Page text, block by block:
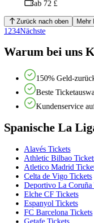
ab 72 £
Zurück nach oben Mehr
1 234Nächste
Warum bei uns
150% Geld-
Beste
Kundenservice
Spanische La
Alavés Tickets
Athletic Bilbao
Atletico Madrid
Celta de Vigo Tickets
Deportivo La Coruña
Elche CF Tickets
Espanyol Tickets
FC Barcelona Tickets